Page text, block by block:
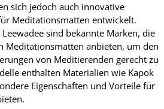
sich jedoch auch innovative
Meditationsmatten entwickelt.
sind bekannte Marken, die
Meditationsmatten anbieten, um den
von Meditierenden gerecht zu
enthalten Materialien wie Kapok
Eigenschaften und Vorteile für